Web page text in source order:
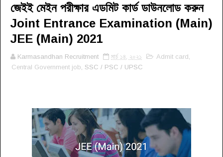
জেইই মেইন পরীক্ষার এডমিট কার্ড ডাউনলোড করুন
Joint Entrance Examination (Main)
JEE (Main) 2021
Karmasandhan Recruitment মার্চ ১৪, ২০২১ Admit card
Central Government job , SSC / PSC / UPSC